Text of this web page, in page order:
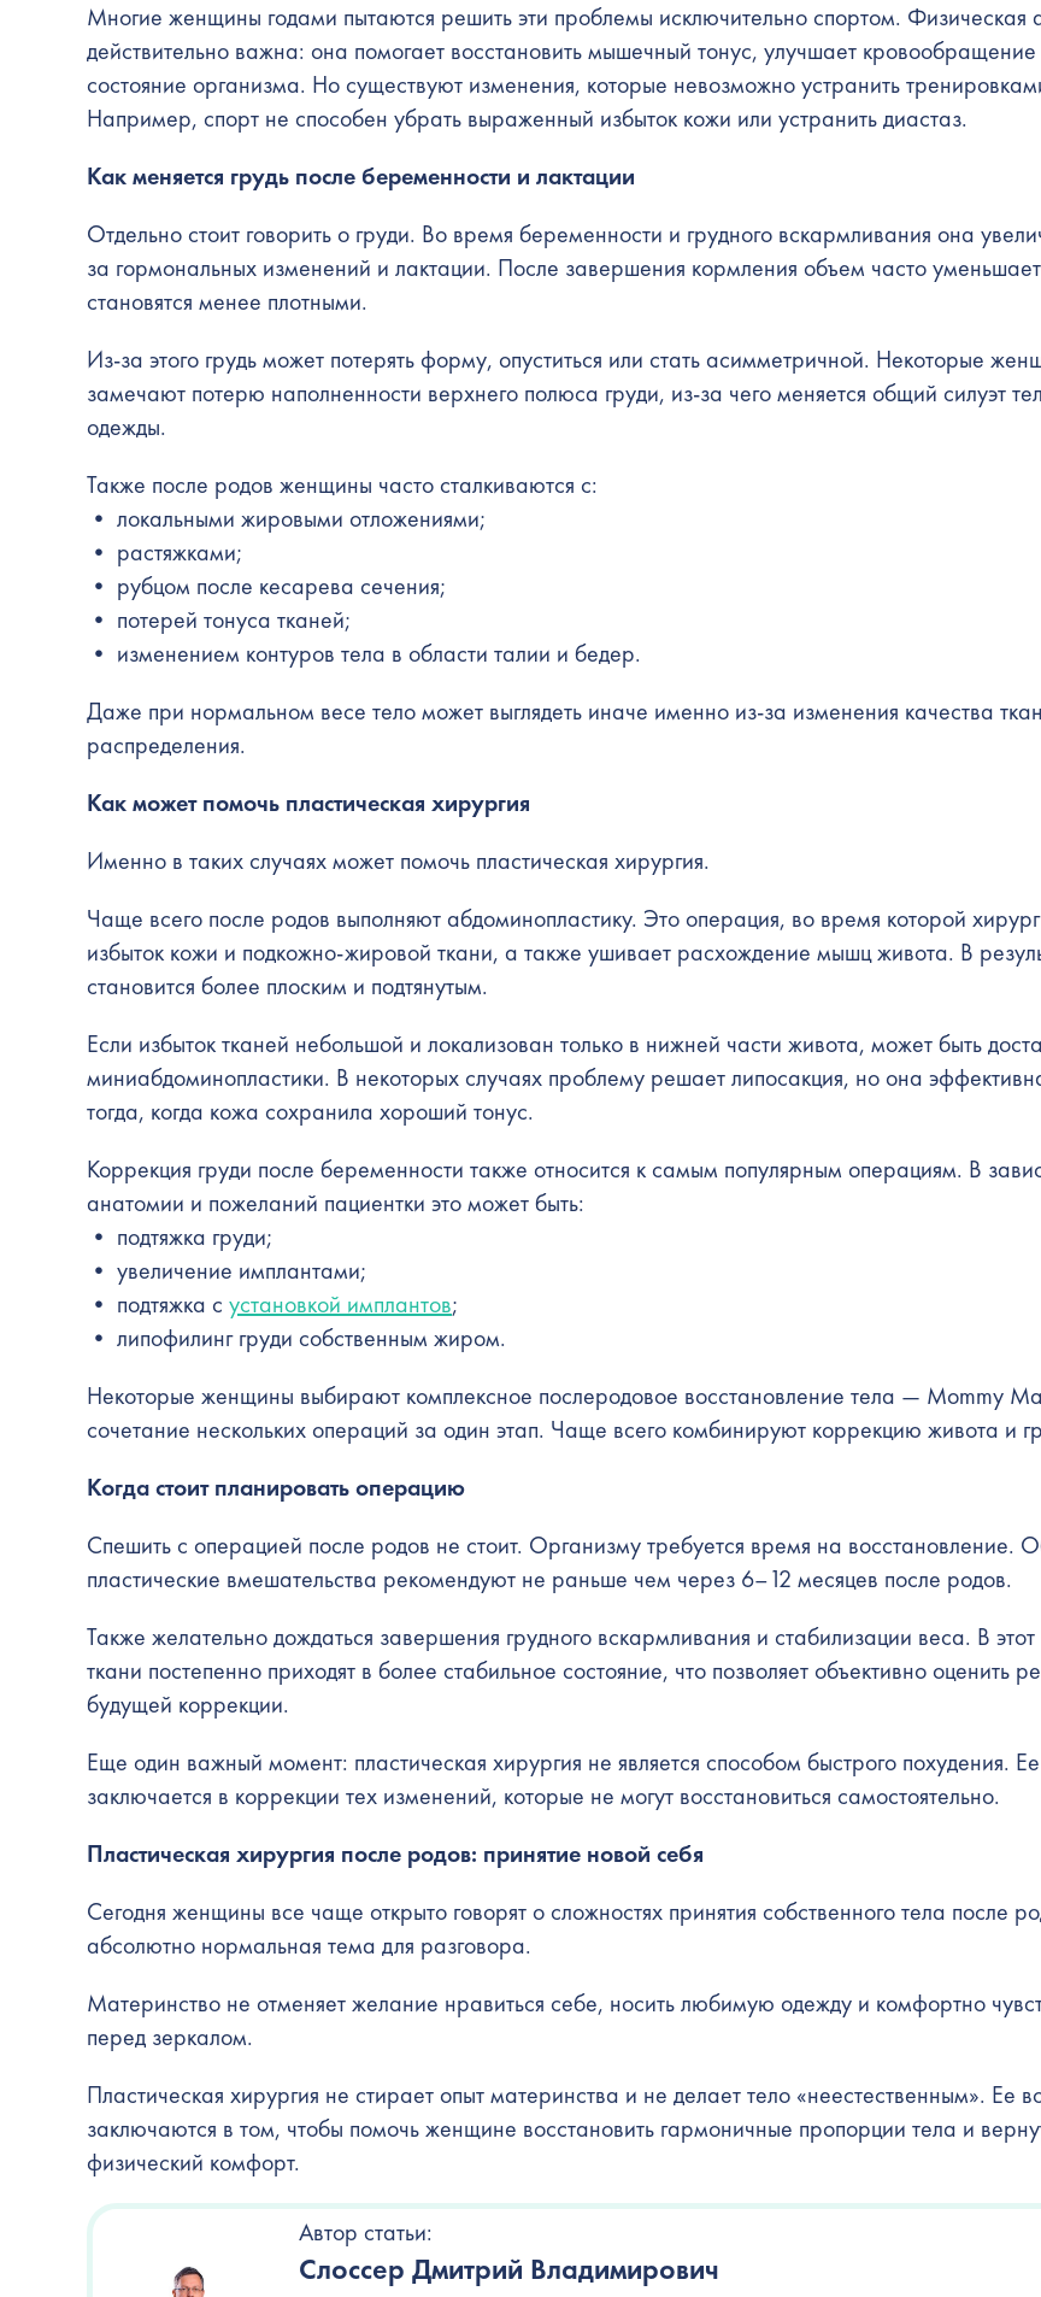
Многие женщины годами пытаются решить эти проблемы исключительно спортом. Физическая
действительно важна: она помогает восстановить мышечный тонус, улучшает
состояние организма. Но существуют изменения, которые невозможно устранить
Например, спорт не способен убрать выраженный избыток кожи или устранить диастаз.
Как меняется грудь после беременности и лактации
Отдельно стоит говорить о груди. Во время беременности и грудного вскармливания она
за гормональных изменений и лактации. После завершения кормления объем часто
становятся менее плотными.
Из-за этого грудь может потерять форму, опуститься или стать асимметричной. Некоторые
замечают потерю наполненности верхнего полюса груди, из-за чего меняется общий силуэт
одежды.
Также после родов женщины часто сталкиваются с:
• локальными жировыми отложениями;
• растяжками;
• рубцом после кесарева сечения;
• потерей тонуса тканей;
• изменением контуров тела в области талии и бедер.
Даже при нормальном весе тело может выглядеть иначе именно из-за изменения качества
распределения.
Как может помочь пластическая хирургия
Именно в таких случаях может помочь пластическая хирургия.
Чаще всего после родов выполняют абдоминопластику. Это операция, во время которой
избыток кожи и подкожно-жировой ткани, а также ушивает расхождение мышц живота. В
становится более плоским и подтянутым.
Если избыток тканей небольшой и локализован только в нижней части живота, может быть
миниабдоминопластики. В некоторых случаях проблему решает липосакция, но она
тогда, когда кожа сохранила хороший тонус.
Коррекция груди после беременности также относится к самым популярным операциям. В
анатомии и пожеланий пациентки это может быть:
• подтяжка груди;
• увеличение имплантами;
• подтяжка с установкой имплантов;
• липофилинг груди собственным жиром.
Некоторые женщины выбирают комплексное послеродовое восстановление тела — Mommy
сочетание нескольких операций за один этап. Чаще всего комбинируют коррекцию живота и
Когда стоит планировать операцию
Спешить с операцией после родов не стоит. Организму требуется время на восстановление.
пластические вмешательства рекомендуют не раньше чем через 6–12 месяцев после родов.
Также желательно дождаться завершения грудного вскармливания и стабилизации веса. В
ткани постепенно приходят в более стабильное состояние, что позволяет объективно оценить
будущей коррекции.
Еще один важный момент: пластическая хирургия не является способом быстрого похудения.
заключается в коррекции тех изменений, которые не могут восстановиться самостоятельно.
Пластическая хирургия после родов: принятие новой себя
Сегодня женщины все чаще открыто говорят о сложностях принятия собственного тела после
абсолютно нормальная тема для разговора.
Материнство не отменяет желание нравиться себе, носить любимую одежду и комфортно
перед зеркалом.
Пластическая хирургия не стирает опыт материнства и не делает тело «неестественным». Ее
заключаются в том, чтобы помочь женщине восстановить гармоничные пропорции тела и
физический комфорт.
Автор статьи:
Слоссер Дмитрий Владимирович